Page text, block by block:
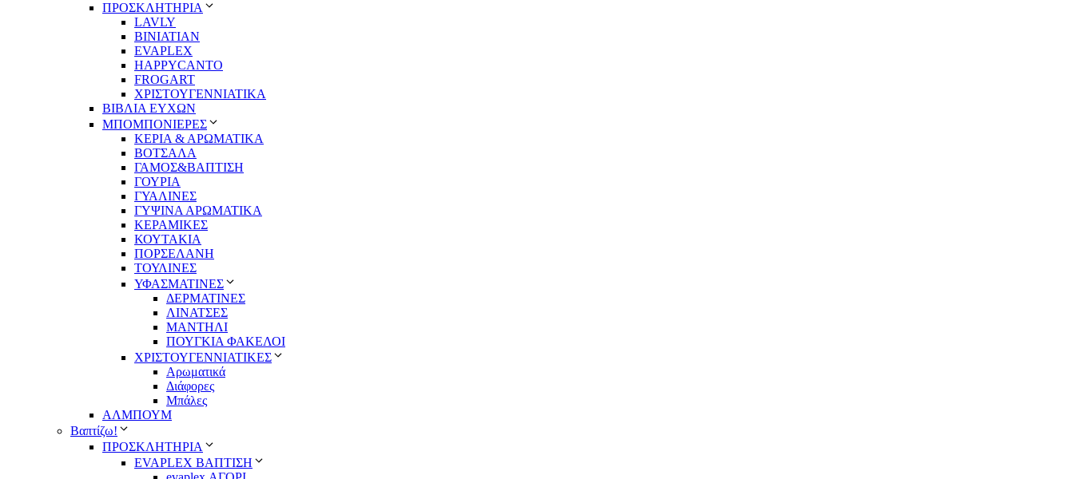
ΠΡΟΣΚΛΗΤΗΡΙΑ
LAVLY
BINIATIAN
EVAPLEX
HAPPYCANTO
FROGART
ΧΡΙΣΤΟΥΓΕΝΝΙΑΤΙΚΑ
ΒΙΒΛΙΑ ΕΥΧΩΝ
ΜΠΟΜΠΟΝΙΕΡΕΣ
ΚΕΡΙΑ & ΑΡΩΜΑΤΙΚΑ
ΒΟΤΣΑΛΑ
ΓΑΜΟΣ&ΒΑΠΤΙΣΗ
ΓΟΥΡΙΑ
ΓΥΑΛΙΝΕΣ
ΓΥΨΙΝΑ ΑΡΩΜΑΤΙΚΑ
ΚΕΡΑΜΙΚΕΣ
ΚΟΥΤΑΚΙΑ
ΠΟΡΣΕΛΑΝΗ
ΤΟΥΛΙΝΕΣ
ΥΦΑΣΜΑΤΙΝΕΣ
ΔΕΡΜΑΤΙΝΕΣ
ΛΙΝΑΤΣΕΣ
ΜΑΝΤΗΛΙ
ΠΟΥΓΚΙΑ ΦΑΚΕΛΟΙ
ΧΡΙΣΤΟΥΓΕΝΝΙΑΤΙΚΕΣ
Αρωματικά
Διάφορες
Μπάλες
ΑΛΜΠΟΥΜ
Βαπτίζω!
ΠΡΟΣΚΛΗΤΗΡΙΑ
EVAPLEX ΒΑΠΤΙΣΗ